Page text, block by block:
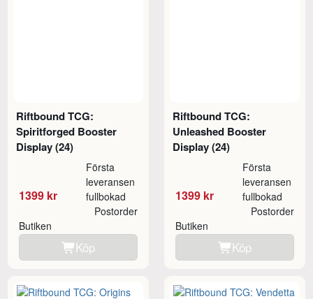
Riftbound TCG:
Spiritforged Booster
Display (24)
1399 kr
Första
leveransen
fullbokad
Butiken
Postorder
Köp
Riftbound TCG:
Unleashed Booster
Display (24)
1399 kr
Första
leveransen
fullbokad
Butiken
Postorder
Köp